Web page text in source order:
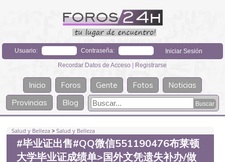
Usuario: Contraseña:
Recordar Datos de Acceso | Registrarse
Inicio Foros Gente Fotos
Noticias
Provincias
Blog
Salud y Belleza >Salud y Belleza
#毕业证出售#QQ微信551190476布莱顿
大学毕业证成绩单>国外文凭遗失补办/做